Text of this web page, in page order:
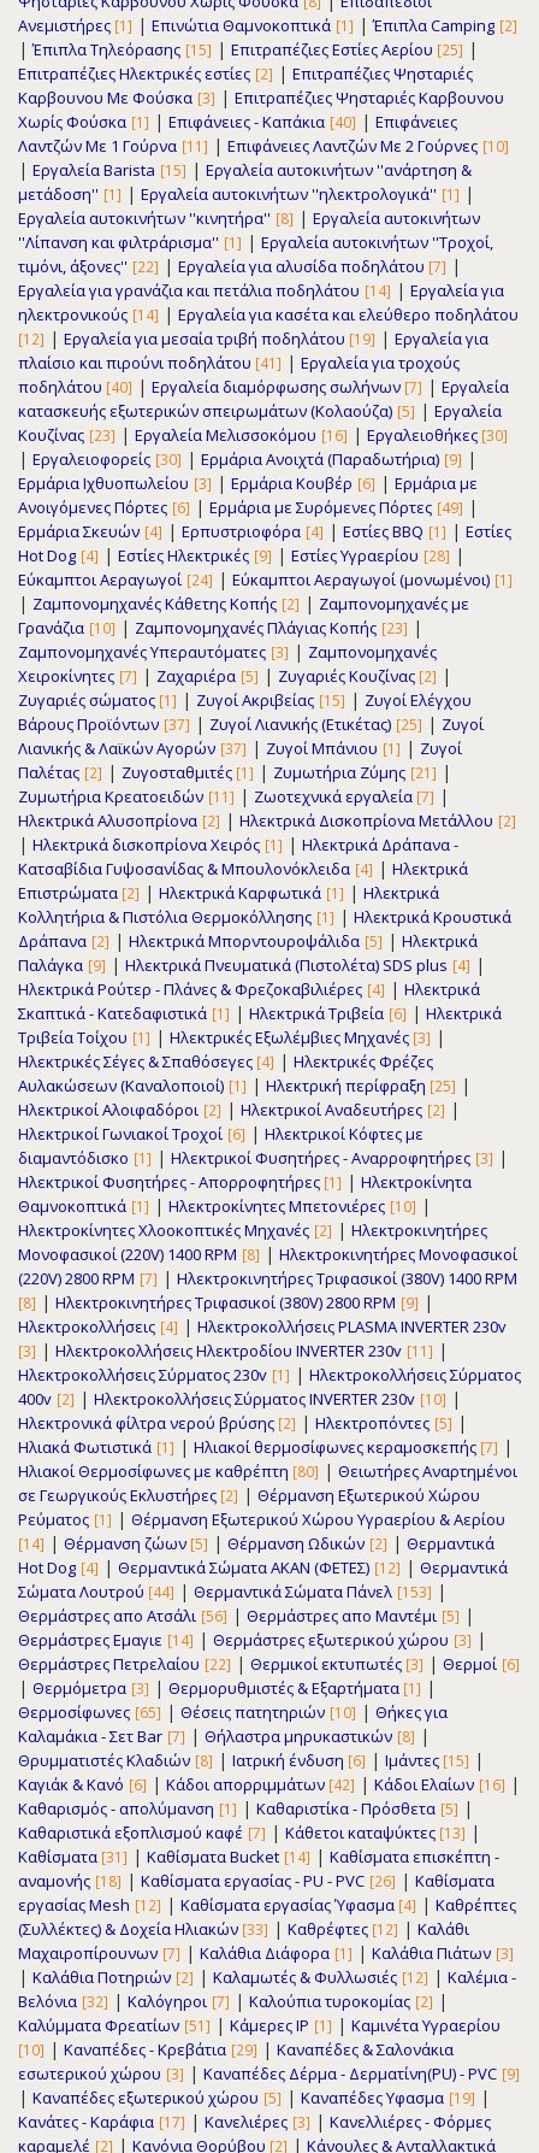
Ανεμιστήρες [1] | Επινώτια Θαμνοκοπτικά [1] |Έπιπλα Camping [2]
|Έπιπλα Τηλεόρασης [15] | Επιτραπέζιες Εστίες Αερίου [25] |
Επιτραπέζιες Ηλεκτρικές εστίες [2] | Επιτραπέζιες Ψησταριές
Καρβουνου Με Φούσκα [3] | Επιτραπέζιες Ψησταριές Καρβουνου
Χωρίς Φούσκα [1] | Επιφάνειες - Καπάκια [40] | Επιφάνειες
Λαντζών Με 1 Γούρνα [11] | Επιφάνειες Λαντζών Με 2 Γούρνες [10]
| Εργαλεία Barista [15] | Εργαλεία αυτοκινήτων ''ανάρτηση &
μετάδοση'' [1] | Εργαλεία αυτοκινήτων ''ηλεκτρολογικά'' [1] |
Εργαλεία αυτοκινήτων ''κινητήρα'' [8] | Εργαλεία αυτοκινήτων
''Λίπανση και φιλτράρισμα'' [1] | Εργαλεία αυτοκινήτων ''Τροχοί,
τιμόνι, άξονες'' [22] | Εργαλεία για αλυσίδα ποδηλάτου [7] |
Εργαλεία για γρανάζια και πετάλια ποδηλάτου [14] | Εργαλεία για
ηλεκτρονικούς [14] | Εργαλεία για κασέτα και ελεύθερο ποδηλάτου
[12] | Εργαλεία για μεσαία τριβή ποδηλάτου [19] | Εργαλεία για
πλαίσιο και πιρούνι ποδηλάτου [41] | Εργαλεία για τροχούς
ποδηλάτου [40] | Εργαλεία διαμόρφωσης σωλήνων [7] | Εργαλεία
κατασκευής εξωτερικών σπειρωμάτων (Κολαούζα) [5] | Εργαλεία
Κουζίνας [23] | Εργαλεία Μελισσοκόμου [16] | Εργαλειοθήκες [30]
| Εργαλειοφορείς [30] | Ερμάρια Ανοιχτά (Παραδωτήρια) [9] |
Ερμάρια Ιχθυοπωλείου [3] | Ερμάρια Κουβέρ [6] | Ερμάρια με
Ανοιγόμενες Πόρτες [6] | Ερμάρια με Συρόμενες Πόρτες [49] |
Ερμάρια Σκευών [4] | Ερπυστριοφόρα [4] | Εστίες BBQ [1] | Εστίες
Hot Dog [4] | Εστίες Ηλεκτρικές [9] | Εστίες Υγραερίου [28] |
Εύκαμπτοι Αεραγωγοί [24] | Εύκαμπτοι Αεραγωγοί (μονωμένοι) [1]
| Ζαμπονομηχανές Κάθετης Κοπής [2] | Ζαμπονομηχανές με
Γρανάζια [10] | Ζαμπονομηχανές Πλάγιας Κοπής [23] |
Ζαμπονομηχανές Υπεραυτόματες [3] | Ζαμπονομηχανές
Χειροκίνητες [7] | Ζαχαριέρα [5] | Ζυγαριές Κουζίνας [2] |
Ζυγαριές σώματος [1] | Ζυγοί Ακριβείας [15] | Ζυγοί Ελέγχου
Βάρους Προϊόντων [37] | Ζυγοί Λιανικής (Ετικέτας) [25] | Ζυγοί
Λιανικής & Λαϊκών Αγορών [37] | Ζυγοί Μπάνιου [1] | Ζυγοί
Παλέτας [2] | Ζυγοσταθμιτές [1] | Ζυμωτήρια Ζύμης [21] |
Ζυμωτήρια Κρεατοειδών [11] | Ζωοτεχνικά εργαλεία [7] |
Ηλεκτρικά Αλυσοπρίονα [2] | Ηλεκτρικά Δισκοπρίονα Μετάλλου [2]
| Ηλεκτρικά δισκοπρίονα Χειρός [1] | Ηλεκτρικά Δράπανα -
Κατσαβίδια Γυψοσανίδας & Μπουλονόκλειδα [4] | Ηλεκτρικά
Επιστρώματα [2] | Ηλεκτρικά Καρφωτικά [1] | Ηλεκτρικά
Κολλητήρια & Πιστόλια Θερμοκόλλησης [1] | Ηλεκτρικά Κρουστικά
Δράπανα [2] | Ηλεκτρικά Μπορντουροψάλιδα [5] | Ηλεκτρικά
Παλάγκα [9] | Ηλεκτρικά Πνευματικά (Πιστολέτα) SDS plus [4] |
Ηλεκτρικά Ρούτερ - Πλάνες & Φρεζοκαβιλιέρες [4] | Ηλεκτρικά
Σκαπτικά - Κατεδαφιστικά [1] | Ηλεκτρικά Τριβεία [6] | Ηλεκτρικά
Τριβεία Τοίχου [1] | Ηλεκτρικές Εξωλέμβιες Μηχανές [3] |
Ηλεκτρικές Σέγες & Σπαθόσεγες [4] | Ηλεκτρικές Φρέζες
Αυλακώσεων (Καναλοποιοί) [1] | Ηλεκτρική περίφραξη [25] |
Ηλεκτρικοί Αλοιφαδόροι [2] | Ηλεκτρικοί Αναδευτήρες [2] |
Ηλεκτρικοί Γωνιακοί Τροχοί [6] | Ηλεκτρικοί Κόφτες με
διαμαντόδισκο [1] | Ηλεκτρικοί Φυσητήρες - Αναρροφητήρες [3] |
Ηλεκτρικοί Φυσητήρες - Απορροφητήρες [1] | Ηλεκτροκίνητα
Θαμνοκοπτικά [1] | Ηλεκτροκίνητες Μπετονιέρες [10] |
Ηλεκτροκίνητες Χλοοκοπτικές Μηχανές [2] | Ηλεκτροκινητήρες
Μονοφασικοί (220V) 1400 RPM [8] | Ηλεκτροκινητήρες Μονοφασικοί
(220V) 2800 RPM [7] | Ηλεκτροκινητήρες Τριφασικοί (380V) 1400 RPM
[8] | Ηλεκτροκινητήρες Τριφασικοί (380V) 2800 RPM [9] |
Ηλεκτροκολλήσεις [4] | Ηλεκτροκολλήσεις PLASMA INVERTER 230v
[3] | Ηλεκτροκολλήσεις Ηλεκτροδίου INVERTER 230v [11] |
Ηλεκτροκολλήσεις Σύρματος 230v [1] | Ηλεκτροκολλήσεις Σύρματος
400v [2] | Ηλεκτροκολλήσεις Σύρματος INVERTER 230v [10] |
Ηλεκτρονικά φίλτρα νερού βρύσης [2] | Ηλεκτροπόντες [5] |
Ηλιακά Φωτιστικά [1] | Ηλιακοί θερμοσίφωνες κεραμοσκεπής [7] |
Ηλιακοί Θερμοσίφωνες με καθρέπτη [80] | Θειωτήρες Αναρτημένοι
σε Γεωργικούς Εκλυστήρες [2] | Θέρμανση Εξωτερικού Χώρου
Ρεύματος [1] | Θέρμανση Εξωτερικού Χώρου Υγραερίου & Αερίου
[14] | Θέρμανση ζώων [5] | Θέρμανση Ωδικών [2] | Θερμαντικά
Hot Dog [4] | Θερμαντικά Σώματα ΑΚΑΝ (ΦΕΤΕΣ) [12] | Θερμαντικά
Σώματα Λουτρού [44] | Θερμαντικά Σώματα Πάνελ [153] |
Θερμάστρες απο Ατσάλι [56] | Θερμάστρες απο Μαντέμι [5] |
Θερμάστρες Εμαγιε [14] | Θερμάστρες εξωτερικού χώρου [3] |
Θερμάστρες Πετρελαίου [22] | Θερμικοί εκτυπωτές [3] | Θερμοί [6]
| Θερμόμετρα [3] | Θερμορυθμιστές & Εξαρτήματα [1] |
Θερμοσίφωνες [65] | Θέσεις πατητηριών [10] | Θήκες για
Καλαμάκια - Σετ Bar [7] | Θήλαστρα μηρυκαστικών [8] |
Θρυμματιστές Κλαδιών [8] | Ιατρική ένδυση [6] | Ιμάντες [15] |
Καγιάκ & Κανό [6] | Κάδοι απορριμμάτων [42] | Κάδοι Ελαίων [16] |
Καθαρισμός - απολύμανση [1] | Καθαριστίκα - Πρόσθετα [5] |
Καθαριστικά εξοπλισμού καφέ [7] | Κάθετοι καταψύκτες [13] |
Καθίσματα [31] | Καθίσματα Bucket [14] | Καθίσματα επισκέπτη -
αναμονής [18] | Καθίσματα εργασίας - PU - PVC [26] | Καθίσματα
εργασίας Μesh [12] | Καθίσματα εργασίας Ύφασμα [4] | Καθρέπτες
(Συλλέκτες) & Δοχεία Ηλιακών [33] | Καθρέφτες [12] | Καλάθι
Μαχαιροπίρουνων [7] | Καλάθια Διάφορα [1] | Καλάθια Πιάτων [3]
| Καλάθια Ποτηριών [2] | Καλαμωτές & Φυλλωσιές [12] | Καλέμια -
Βελόνια [32] | Καλόγηροι [7] | Καλούπια τυροκομίας [2] |
Καλύμματα Φρεατίων [51] | Κάμερες IP [1] | Καμινέτα Υγραερίου
[10] | Καναπέδες - Κρεβάτια [29] | Καναπέδες & Σαλονάκια
εσωτερικού χώρου [3] | Καναπέδες Δέρμα - Δερματίνη(PU) - PVC [9]
| Καναπέδες εξωτερικού χώρου [5] | Καναπέδες Υφασμα [19] |
Κανάτες - Καράφια [17] | Κανελιέρες [3] | Κανελλιέρες - Φόρμες
καραμελέ [2] | Κανόνια Θορύβου [2] | Κάνουλες & Ανταλλακτικά